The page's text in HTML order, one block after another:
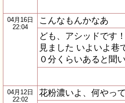
04月16日
22:04
こんなもんかなあ
ども、アシッドです
見ました いよいよ巷
０分くらいあると聞
04月12日
22:02
花粉濃いよ、何やっ